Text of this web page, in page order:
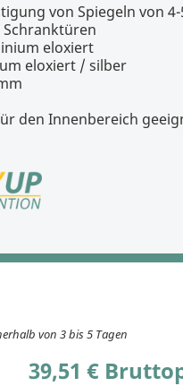
5/5 (4 Bewertungen)
von Spiegeln von
eloxiert
eloxiert / silber
den Innenbereich
von3bis5 Tagen
39,51 €